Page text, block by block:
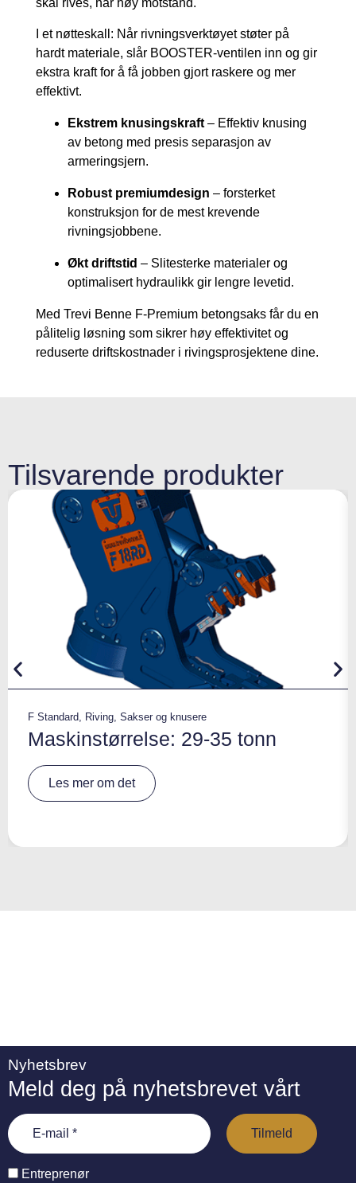
skal rives, har høy motstand.
I et nøtteskall: Når rivningsverktøyet støter på
hardt materiale, slår BOOSTER-ventilen inn og gir
ekstra kraft for å få jobben gjort raskere og mer
effektivt.
Ekstrem knusingskraft – Effektiv knusing
av betong med presis separasjon av
armeringsjern.
Robust premiumdesign – forsterket
konstruksjon for de mest krevende
rivningsjobbene.
Økt driftstid – Slitesterke materialer og
optimalisert hydraulikk gir lengre levetid.
Med Trevi Benne F-Premium betongsaks får du en
pålitelig løsning som sikrer høy effektivitet og
reduserte driftskostnader i rivingsprosjektene dine.
Tilsvarende produkter
F Standard Riving Sakser og knusere
Maskinstørrelse: 29-35 tonn
Les mer om det
Nyhetsbrev
Meld deg på nyhetsbrevet vårt
Entreprenør